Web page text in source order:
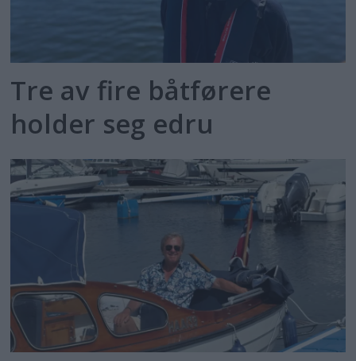
Tre av fire båtførere
holder seg edru